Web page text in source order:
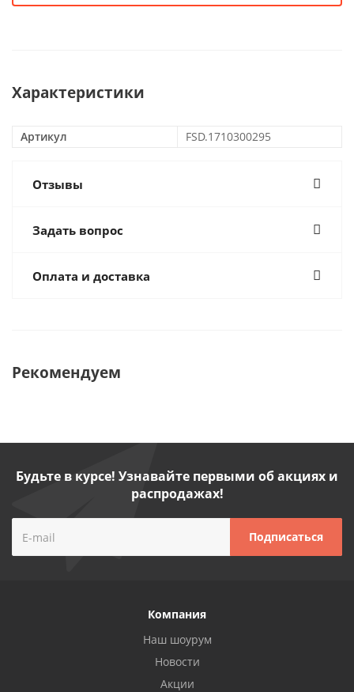
Характеристики
Артикул FSD.1710300295
Отзывы
Задать вопрос
Оплата и доставка
Рекомендуем
Будьте в курсе! Узнавайте первыми об акциях и
распродажах!
Компания
Наш шоурум
Новости
Акции